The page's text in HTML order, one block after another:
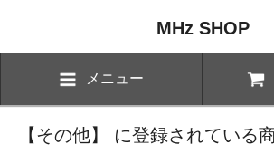
MHz SHOP
メニュー
【その他】 に登録されている